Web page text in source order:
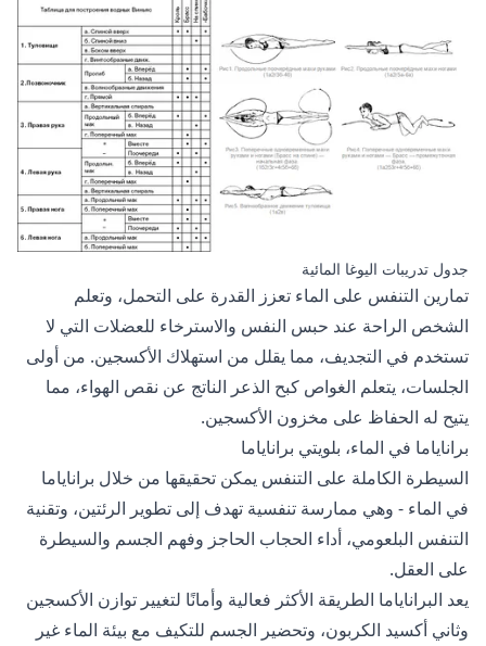
جدول تدريبات اليوغا المائية
تمارين التنفس على الماء تعزز القدرة على التحمل، وتعلم
الشخص الراحة عند حبس النفس والاسترخاء للعضلات التي لا
تستخدم في التجديف، مما يقلل من استهلاك الأكسجين. من أولى
الجلسات، يتعلم الغواص كبح الذعر الناتج عن نقص الهواء، مما
يتيح له الحفاظ على مخزون الأكسجين.
براناياما في الماء، بلويتي براناياما
السيطرة الكاملة على التنفس يمكن تحقيقها من خلال براناياما
في الماء - وهي ممارسة تنفسية تهدف إلى تطوير الرئتين، وتقنية
التنفس البلعومي، أداء الحجاب الحاجز وفهم الجسم والسيطرة
على العقل.
يعد البراناياما الطريقة الأكثر فعالية وأمانًا لتغيير توازن الأكسجين
وثاني أكسيد الكربون، وتحضير الجسم للتكيف مع بيئة الماء غير